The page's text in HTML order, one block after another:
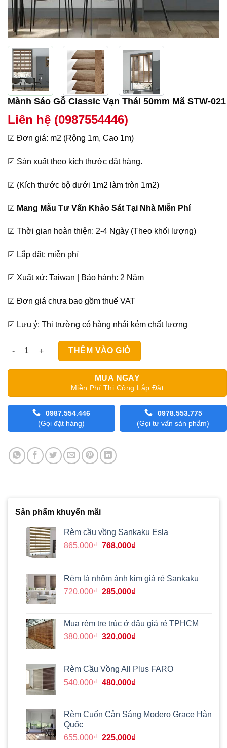
Mành Sáo Gỗ Classic Vạn Thái 50mm Mã STW-021
Liên hệ (0987554446)
☑ Đơn giá: m2 (Rộng 1m, Cao 1m)
☑ Sản xuất theo kích thước đặt hàng.
☑ (Kích thước bộ dưới 1m2 làm tròn 1m2)
☑ Mang Mẫu Tư Vấn Khảo Sát Tại Nhà Miễn Phí
☑ Thời gian hoàn thiện: 2-4 Ngày (Theo khối lượng)
☑ Lắp đặt: miễn phí
☑ Xuất xứ: Taiwan | Bảo hành: 2 Năm
☑ Đơn giá chưa bao gồm thuế VAT
☑ Lưu ý: Thị trường có hàng nhái kém chất lượng
Mành Sáo Gỗ Classic Vạn Thái 50mm Mã STW-021 số lượng
THÊM VÀO GIỎ
MUA NGAY
Miễn Phí Thi Công Lắp Đặt
0987.554.446
(Gọi đặt hàng)
0978.553.775
(Gọi tư vấn sản phẩm)
Sản phẩm khuyến mãi
Rèm cầu vồng Sankaku Esla
865,000₫ Giá
865,000₫.
768,000₫Giá
là:
768,000₫.
Rèm lá nhôm ánh kim giá rẻ Sankaku
720,000₫ Giá
720,000₫.
285,000₫Giá
là:
285,000₫.
Mua rèm tre trúc ở đâu giá rẻ TPHCM
380,000₫ Giá
380,000₫.
320,000₫Giá
là:
320,000₫.
Rèm Cầu Vồng All Plus FARO
540,000₫ Giá
540,000₫.
480,000₫Giá
là:
Rèm Cuốn Cản Sáng Modero Grace Hàn
Quốc
655,000₫ Giá
225,000₫Giá